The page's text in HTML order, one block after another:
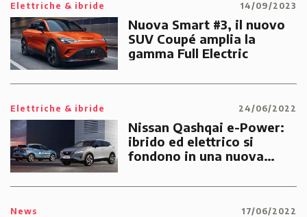
Elettriche & ibride 14/09/2023
Nuova Smart #3, il nuovo
SUV Coupé amplia la
gamma Full Electric
Elettriche & ibride 24/06/2022
Nissan Qashqai e-Power:
ibrido ed elettrico si
fondono in una nuova
giapponese
News 17/06/2022